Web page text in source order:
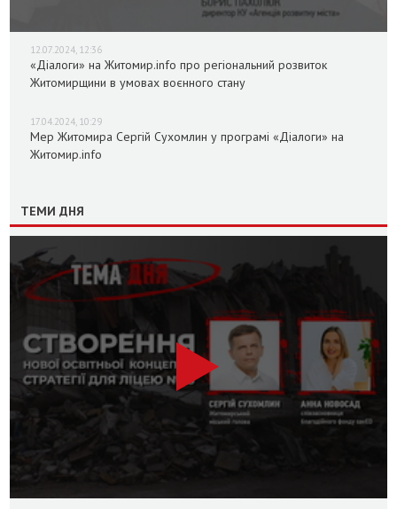
12.07.2024, 12:36
«Діалоги» на Житомир.info про регіональний розвиток
Житомирщини в умовах воєнного стану
17.04.2024, 10:29
Мер Житомира Сергій Сухомлин у програмі «Діалоги» на
Житомир.info
ТЕМИ ДНЯ